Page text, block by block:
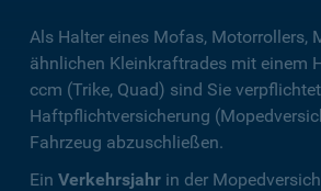
Als Halter eines Mofas, Motorrollers,
ähnlichen Kleinkraftrades mit einem
ccm (Trike, Quad) sind Sie
Haftpflichtversicherung
Fahrzeug abzuschließen.
Ein Verkehrsjahr in der